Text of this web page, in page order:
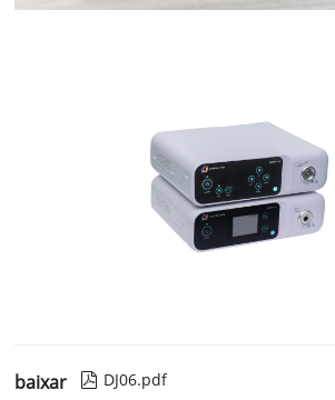
baixar  DJ06.pdf